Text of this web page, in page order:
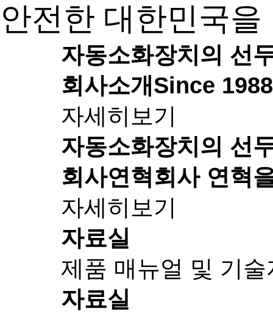
안전한 대한민국
자동소화장치의 선
회사소개Since
자세히보기
자동소화장치의 선
회사연혁회사 연혁
자세히보기
자료실
제품 매뉴얼 및 기
자료실